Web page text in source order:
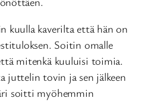
kuulla kaverilta että hän on
Soitin omalle
mitenkä kuuluisi toimia.
juttelin tovin ja sen jälkeen
soitti myöhemmin